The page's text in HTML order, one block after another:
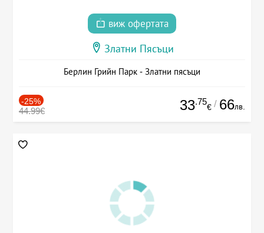
виж офертата
Златни Пясъци
Берлин Грийн Парк - Златни пясъци
-25%
44.99€ 33.75
€ / 66лв.